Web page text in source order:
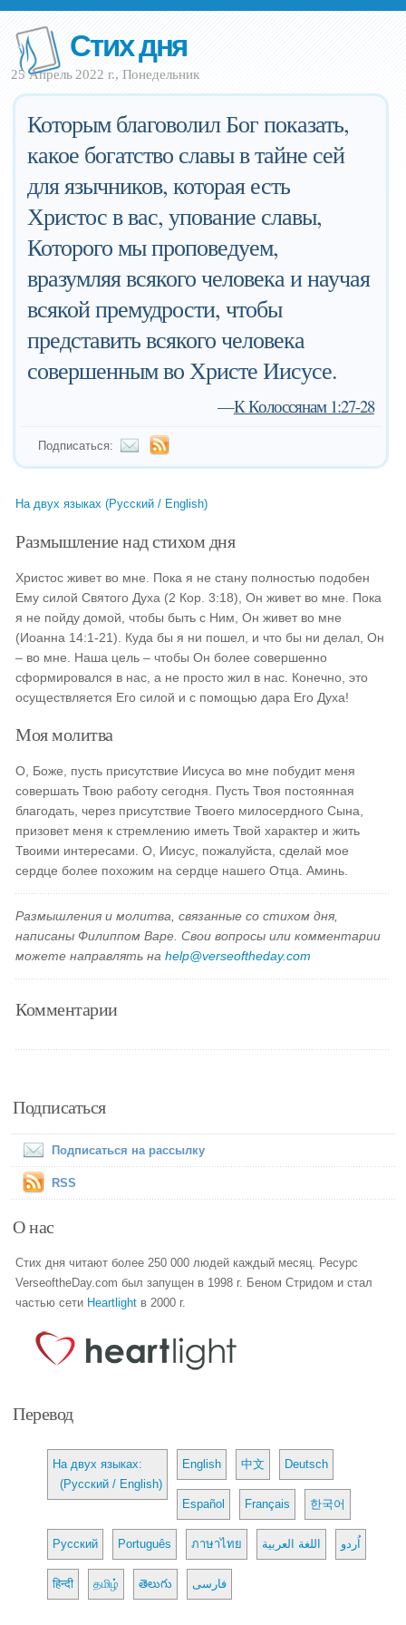
Стих дня
25 Апрель 2022 г., Понедельник
Которым благоволил Бог показать,
какое богатство славы в тайне сей
для язычников, которая есть
Христос в вас, упование славы,
Которого мы проповедуем,
вразумляя всякого человека и научая
всякой премудрости, чтобы
представить всякого человека
совершенным во Христе Иисусе.
—К Колоссянам 1:27-28
Подписаться:
На двух языках (Русский / English)
Размышление над стихом дня
Христос живет во мне. Пока я не стану полностью подобен
Ему силой Святого Духа (2 Кор. 3:18), Он живет во мне. Пока
я не пойду домой, чтобы быть с Ним, Он живет во мне
(Иоанна 14:1-21). Куда бы я ни пошел, и что бы ни делал, Он
– во мне. Наша цель – чтобы Он более совершенно
сформировался в нас, а не просто жил в нас. Конечно, это
осуществляется Его силой и с помощью дара Его Духа!
Моя молитва
О, Боже, пусть присутствие Иисуса во мне побудит меня
совершать Твою работу сегодня. Пусть Твоя постоянная
благодать, через присутствие Твоего милосердного Сына,
призовет меня к стремлению иметь Твой характер и жить
Твоими интересами. О, Иисус, пожалуйста, сделай мое
сердце более похожим на сердце нашего Отца. Аминь.
Размышления и молитва, связанные со стихом дня,
написаны Филиппом Варе. Свои вопросы или комментарии
можете направлять наhelp@verseoftheday.com
Комментарии
Подписаться
Подписаться на рассылку
RSS
О нас
Стих дня читают более 250 000 людей каждый месяц. Ресурс
VerseoftheDay.com был запущен в 1998 г. Беном Стридом и стал
частью сети Heartlight в 2000 г.
Перевод
На двух языках:
(Русский / English)
English 中文 Deutsch
Español Français 한국어
Русский Português ภาษาไทย اللغة العربية اُردو
हिन्दी தமிழ் తెలుగు فارسی